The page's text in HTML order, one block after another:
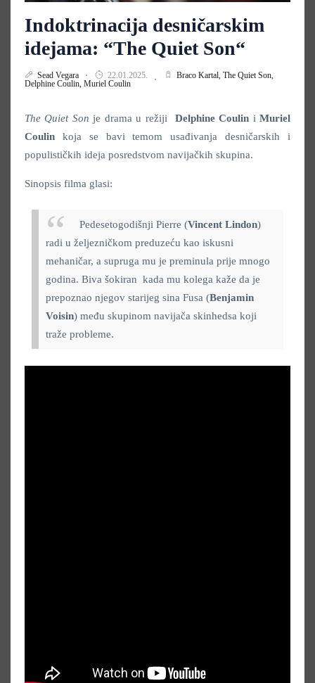
Indoktrinacija desničarskim
idejama: “The Quiet Son“
Sead Vegara 22.01.2025. Braco Kartal, The Quiet Son,
Delphine Coulin, Muriel Coulin
The Quiet Sonje drama u režiji Delphine Coulin iMuriel
Coulin koja se bavi temom usađivanja desničarskih i
populističkih ideja posredstvom navijačkih skupina.
Sinopsis filma glasi:
Pedesetogodišnji Pierre (Vincent Lindon)
radi u željezničkom preduzeću kao iskusni
mehaničar, a supruga mu je preminula prije mnogo
godina. Biva šokiran kada mu kolega kaže da je
prepoznao njegov starijeg sina Fusa (Benjamin
Voisin) među skupinom navijača skinhedsa koji
traže probleme.